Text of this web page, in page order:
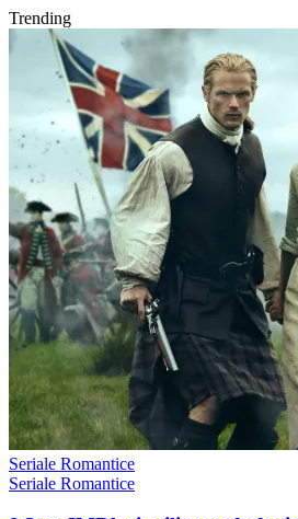
Trending
Seriale Romantice
Seriale Romantice